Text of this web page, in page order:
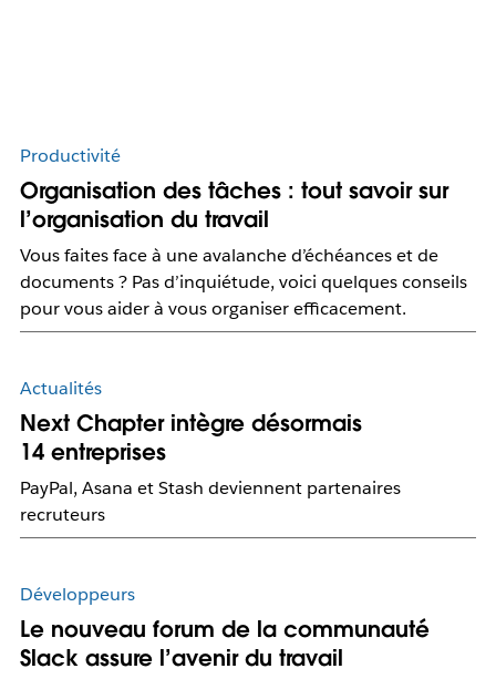
Productivité
Organisation des tâches : tout savoir sur
l’organisation du travail
Vous faites face à une avalanche d’échéances et de
documents ? Pas d’inquiétude, voici quelques conseils
pour vous aider à vous organiser efficacement.
Actualités
Next Chapter intègre désormais
14 entreprises
PayPal, Asana et Stash deviennent partenaires
recruteurs
Développeurs
Le nouveau forum de la communauté
Slack assure l’avenir du travail